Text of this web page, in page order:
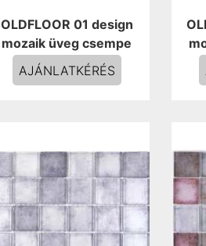
OLDFLOOR 01 design
mozaik üveg csempe
AJÁNLATKÉRÉS